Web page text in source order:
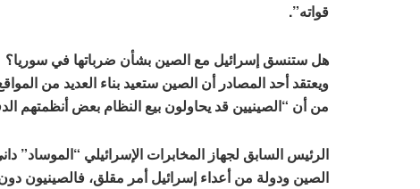
قواته”.
هل ستنسق إسرائيل مع الصين بشأن ضرباتها في سوريا؟
ويعتقد أحد المصادر أن الصين ستعيد بناء العديد من
من أن “الصينيين قد يحاولون بيع النظام بعض أنظمتهم
الرئيس السابق لجهاز المخابرات الإسرائيلي “الموساد”
الصين ودولة من أعداء إسرائيل أمر مقلق، فالصينيون